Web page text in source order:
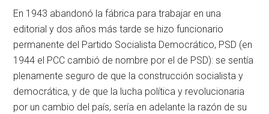
En 1943 abandonó la fábrica para trabajar en una
editorial y dos años más tarde se hizo funcionario
permanente del Partido Socialista Democrático, PSD (en
1944 el PCC cambió de nombre por el de PSD): se sentía
plenamente seguro de que la construcción socialista y
democrática, y de que la lucha política y revolucionaria
por un cambio del país, sería en adelante la razón de su